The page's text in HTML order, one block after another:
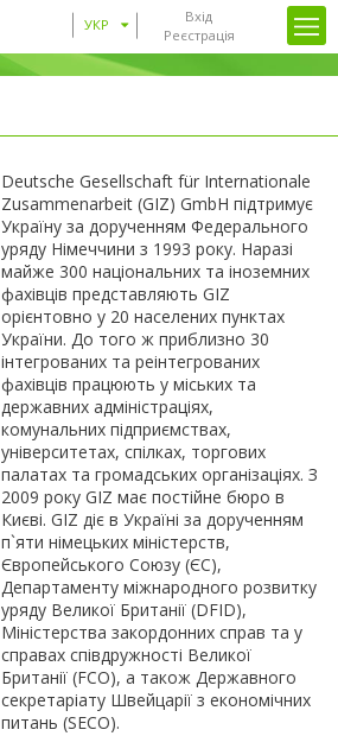
Вхід
Реєстрація
УКР
Deutsche Gesellschaft für Internationale
Zusammenarbeit (GIZ) GmbH підтримує
Україну за дорученням Федерального
уряду Німеччини з 1993 року. Наразі
майже 300 національних та іноземних
фахівців представляють GIZ
орієнтовно у 20 населених пунктах
України. До того ж приблизно 30
інтегрованих та реінтегрованих
фахівців працюють у міських та
державних адміністраціях,
комунальних підприємствах,
університетах, спілках, торгових
палатах та громадських організаціях. З
2009 року GIZ має постійне бюро в
Києві. GIZ діє в Україні за дорученням
п`яти німецьких міністерств,
Європейського Союзу (ЄС),
Департаменту міжнародного розвитку
уряду Великої Британії (DFID),
Міністерства закордонних справ та у
справах співдружності Великої
Британії (FCO), а також Державного
секретаріату Швейцарії з економічних
питань (SECO).